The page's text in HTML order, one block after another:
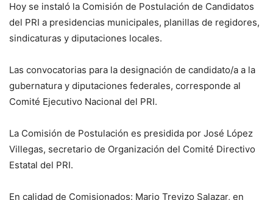
Hoy se instaló la Comisión de Postulación de Candidatos
del PRI a presidencias municipales, planillas de regidores,
sindicaturas y diputaciones locales.
Las convocatorias para la designación de candidato/a a la
gubernatura y diputaciones federales, corresponde al
Comité Ejecutivo Nacional del PRI.
La Comisión de Postulación es presidida por José López
Villegas, secretario de Organización del Comité Directivo
Estatal del PRI.
En calidad de Comisionados: Mario Trevizo Salazar, en